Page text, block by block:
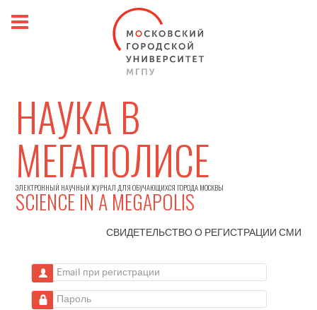
НАУКА В
МЕГАПОЛИСЕ
ЭЛЕКТРОННЫЙ НАУЧНЫЙ ЖУРНАЛ ДЛЯ ОБУЧАЮЩИХСЯ ГОРОДА МОСКВЫ
SCIENCE IN A MEGAPOLIS
СВИДЕТЕЛЬСТВО О РЕГИСТРАЦИИСМИ
Email при регистрации
Пароль